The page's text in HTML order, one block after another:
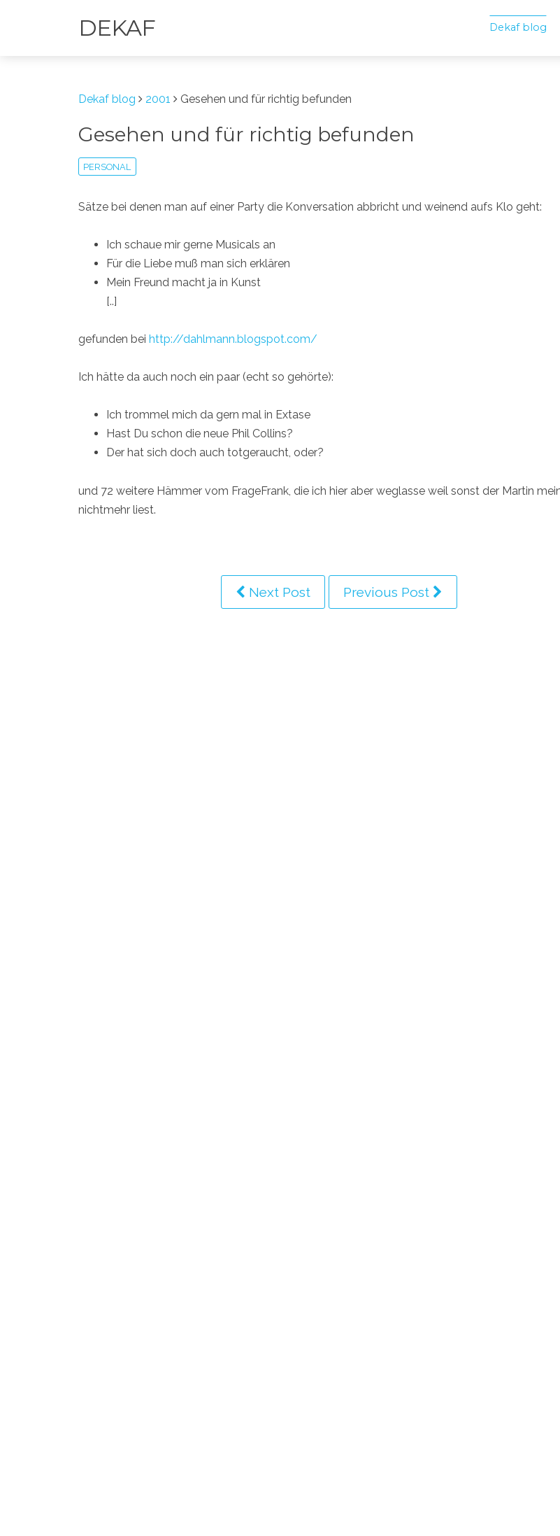
DEKAF Dekaf blog
Dekaf blog 2001 Gesehen und für richtig befunden
Gesehen und für richtig befunden
PERSONAL
Sätze bei denen man auf einer Party die Konversation abbricht und weinend aufs Klo geht:
Ich schaue mir gerne Musicals an
Für die Liebe muß man sich erklären
Mein Freund macht ja in Kunst
[..]
gefunden bei http://dahlmann.blogspot.com/
Ich hätte da auch noch ein paar (echt so gehörte):
Ich trommel mich da gern mal in Extase
Hast Du schon die neue Phil Collins?
Der hat sich doch auch totgeraucht, oder?
und 72 weitere Hämmer vom FrageFrank, die ich hier aber weglasse weil sonst der Martin
nichtmehr liest.
Next Post Previous Post